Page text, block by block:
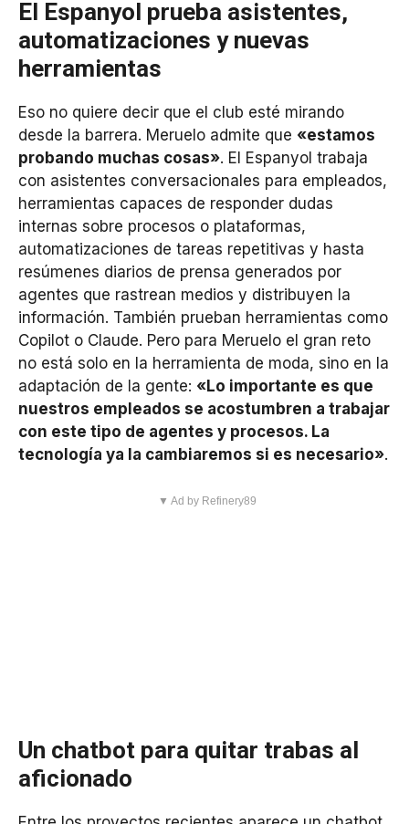
El Espanyol prueba asistentes,
automatizaciones y nuevas
herramientas
Eso no quiere decir que el club esté mirando
desde la barrera. Meruelo admite que «estamos
probando muchas cosas». El Espanyol trabaja
con asistentes conversacionales para empleados,
herramientas capaces de responder dudas
internas sobre procesos o plataformas,
automatizaciones de tareas repetitivas y hasta
resúmenes diarios de prensa generados por
agentes que rastrean medios y distribuyen la
información. También prueban herramientas como
Copilot o Claude. Pero para Meruelo el gran reto
no está solo en la herramienta de moda, sino en la
adaptación de la gente: «Lo importante es que
nuestros empleados se acostumbren a trabajar
con este tipo de agentes y procesos. La
tecnología ya la cambiaremos si es necesario».
▼ Ad by Refinery89
Un chatbot para quitar trabas al
aficionado